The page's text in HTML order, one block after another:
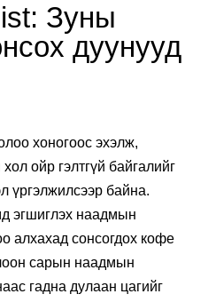
Зуны
дуунууд
хоногоос эхэлж,
ойр гэлтгүй байгалийг
үргэлжилсээр байна.
эгшиглэх наадмын
алхахад сонсогдох кофе
сарын наадмын
гадна дулаан цагийг